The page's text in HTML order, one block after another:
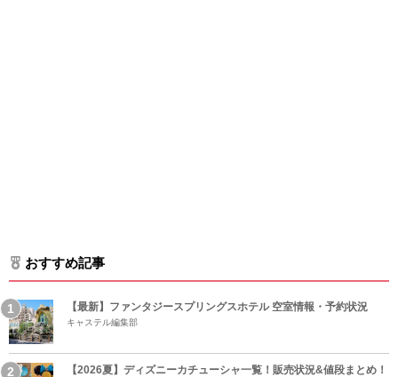
おすすめ記事
【最新】ファンタジースプリングスホテル 空室情報・予約状況
キャステル編集部
【2026夏】ディズニーカチューシャ一覧！販売状況&値段まとめ！